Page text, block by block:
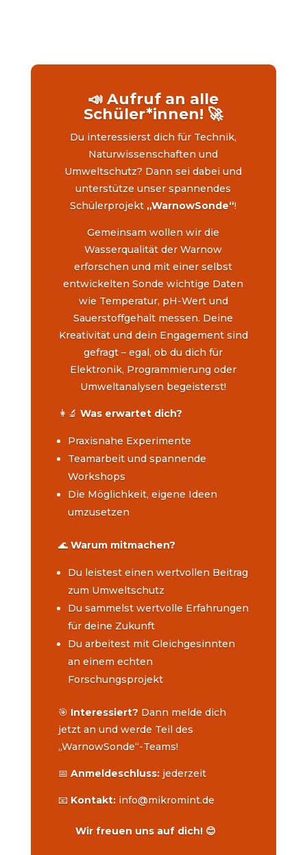
📣 Aufruf an alle
Schüler*innen! 🚀
Du interessierst dich für Technik,
Naturwissenschaften und
Umweltschutz? Dann sei dabei und
unterstütze unser spannendes
Schülerprojekt „WarnowSonde“!
Gemeinsam wollen wir die
Wasserqualität der Warnow
erforschen und mit einer selbst
entwickelten Sonde wichtige Daten
wie Temperatur, pH-Wert und
Sauerstoffgehalt messen. Deine
Kreativität und dein Engagement sind
gefragt – egal, ob du dich für
Elektronik, Programmierung oder
Umweltanalysen begeisterst!
👩‍🔬 Was erwartet dich?
Praxisnahe Experimente
Teamarbeit und spannende
Workshops
Die Möglichkeit, eigene Ideen
umzusetzen
🌊Warum mitmachen?
Du leistest einen wertvollen Beitrag
zum Umweltschutz
Du sammelst wertvolle Erfahrungen
für deine Zukunft
Du arbeitest mit Gleichgesinnten
an einem echten
Forschungsprojekt
🎯 Interessiert? Dann melde dich
jetzt an und werde Teil des
„WarnowSonde“-Teams!
📅 Anmeldeschluss:jederzeit
📧 Kontakt:info@mikromint.de
Wir freuen uns auf dich! 😊